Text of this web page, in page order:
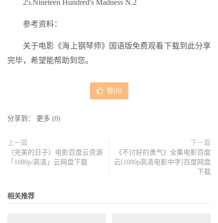
25.Nineteen Hundred's Madness N.2
参考资料：
关于电影《海上钢琴师》国语版免费观看下载到此分享
完毕，希望能帮助到您。
赞(0)
分享到： 更多 (0)
上一篇
（完美的日子）电影百度云资源
「1080p/高清」云网盘下载
下一篇
《不讨好的勇气》全集电影百度
云[1080p高清电影中字]百度网盘
下载
相关推荐